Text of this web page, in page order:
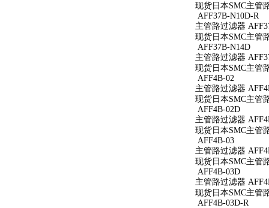
现货日本SMC主管
AFF37B-N10D-R
主管路过滤器
现货日本SMC主管
AFF37B-N14D
主管路过滤器
现货日本SMC主管
AFF4B-02
主管路过滤器
现货日本SMC主管
AFF4B-02D
主管路过滤器
现货日本SMC主管
AFF4B-03
主管路过滤器
现货日本SMC主管
AFF4B-03D
主管路过滤器
现货日本SMC主管
AFF4B-03D-R